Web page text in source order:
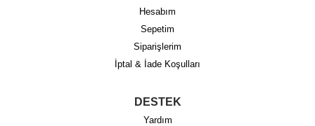
Hesabım
Sepetim
Siparişlerim
İptal & İade Koşulları
DESTEK
Yardım